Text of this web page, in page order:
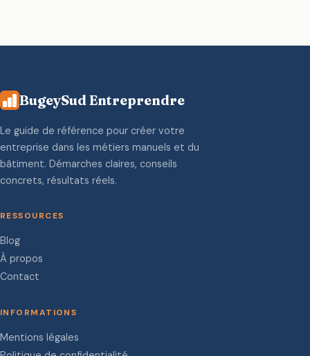
BugeySud Entreprendre
Le guide de référence pour créer votre
entreprise dans les métiers manuels et du
bâtiment. Démarches claires, conseils
concrets, résultats réels.
RESSOURCES
Blog
À propos
Contact
INFORMATIONS
Mentions légales